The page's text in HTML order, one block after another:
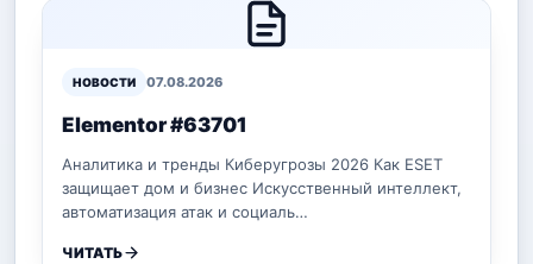
НОВОСТИ 07.08.2026
Elementor #63701
Аналитика и тренды Киберугрозы 2026 Как ESET
защищает дом и бизнес Искусственный интеллект,
автоматизация атак и социаль…
ЧИТАТЬ